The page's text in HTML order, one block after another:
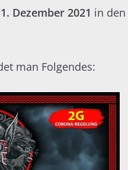
Dezember 2021 in
man Folgendes: